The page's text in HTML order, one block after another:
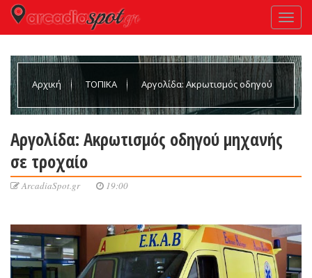
Αρχική ΤΟΠΙΚΑ Αργολίδα: Ακρωτισμός οδηγού
Αργολίδα: Ακρωτισμός οδηγού μηχανής
σε τροχαίο
ArcadiaSpot.gr 19:00